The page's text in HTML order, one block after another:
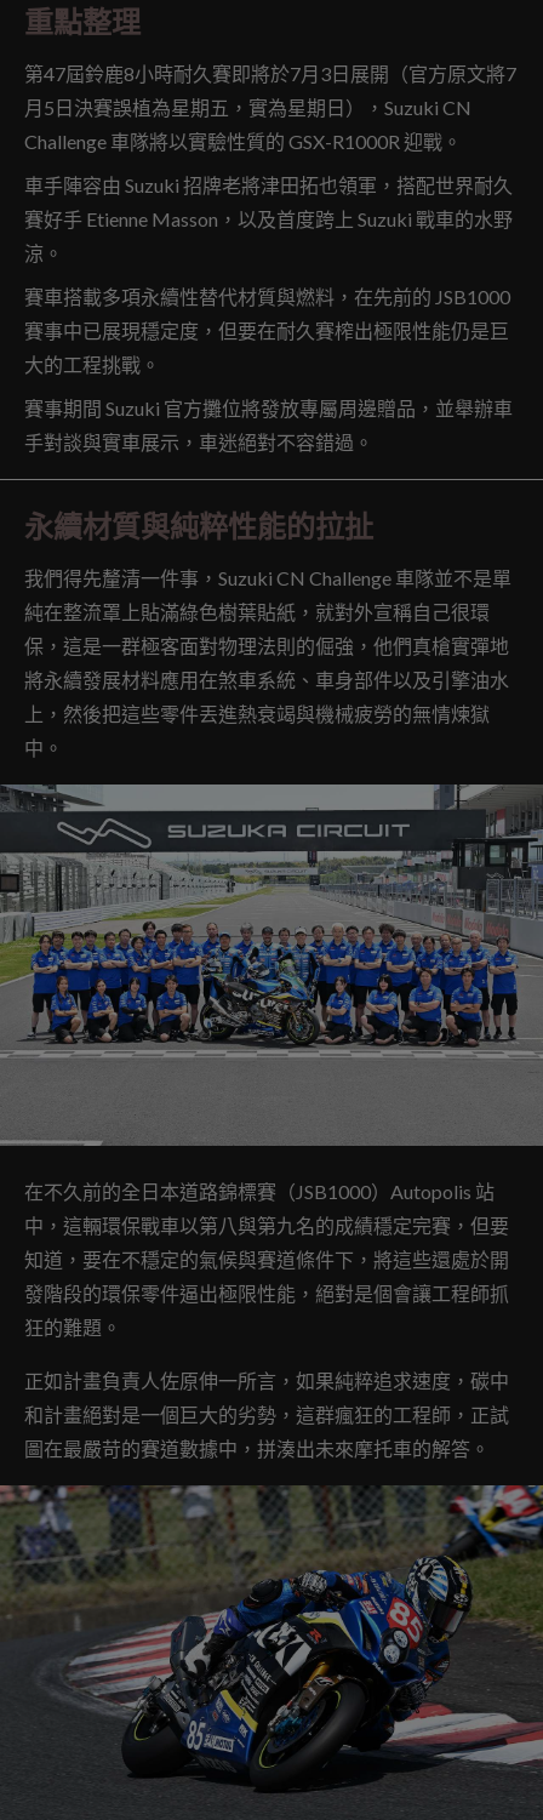
重點整理
第47屆鈴鹿8小時耐久賽即將於7月3日展開（官方原文將7
月5日決賽誤植為星期五，實為星期日），Suzuki CN
Challenge 車隊將以實驗性質的 GSX-R1000R 迎戰。
車手陣容由 Suzuki 招牌老將津田拓也領軍，搭配世界耐久
賽好手 Etienne Masson，以及首度跨上 Suzuki 戰車的水野
涼。
賽車搭載多項永續性替代材質與燃料，在先前的 JSB1000
賽事中已展現穩定度，但要在耐久賽榨出極限性能仍是巨
大的工程挑戰。
賽事期間 Suzuki 官方攤位將發放專屬周邊贈品，並舉辦車
手對談與實車展示，車迷絕對不容錯過。
永續材質與純粹性能的拉扯
我們得先釐清一件事，Suzuki CN Challenge 車隊並不是單
純在整流罩上貼滿綠色樹葉貼紙，就對外宣稱自己很環
保，這是一群極客面對物理法則的倔強，他們真槍實彈地
將永續發展材料應用在煞車系統、車身部件以及引擎油水
上，然後把這些零件丟進熱衰竭與機械疲勞的無情煉獄
中。
在不久前的全日本道路錦標賽（JSB1000）Autopolis 站
中，這輛環保戰車以第八與第九名的成績穩定完賽，但要
知道，要在不穩定的氣候與賽道條件下，將這些還處於開
發階段的環保零件逼出極限性能，絕對是個會讓工程師抓
狂的難題。
正如計畫負責人佐原伸一所言，如果純粹追求速度，碳中
和計畫絕對是一個巨大的劣勢，這群瘋狂的工程師，正試
圖在最嚴苛的賽道數據中，拼湊出未來摩托車的解答。